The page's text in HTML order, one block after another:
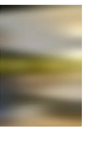
产品多，以